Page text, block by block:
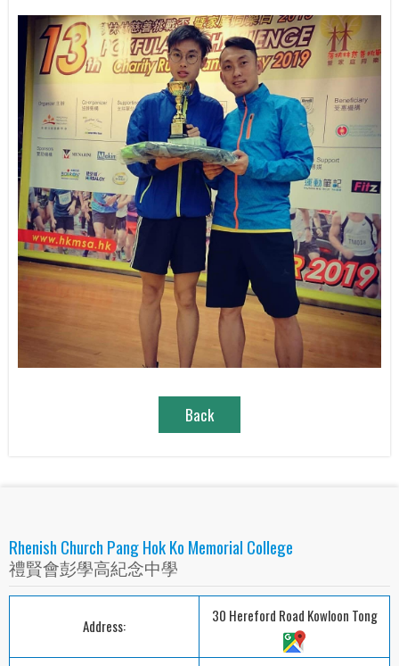
Back
Rhenish Church Pang Hok Ko Memorial College
禮賢會彭學高紀念中學
Address:
30 Hereford Road Kowloon Tong